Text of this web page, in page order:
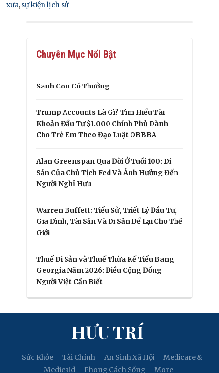
xưa, sự kiện lịch sử
Chuyên Mục Nổi Bật
Sanh Con Có Thưởng
Trump Accounts Là Gì? Tìm Hiểu Tài
Khoản Đầu Tư $1.000 Chính Phủ Dành
Cho Trẻ Em Theo Đạo Luật OBBBA
Alan Greenspan Qua Đời Ở Tuổi 100: Di
Sản Của Chủ Tịch Fed Và Ảnh Hưởng Đến
Người Nghỉ Hưu
Warren Buffett: Tiểu Sử, Triết Lý Đầu Tư,
Gia Đình, Tài Sản Và Di Sản Để Lại Cho Thế
Giới
Thuế Di Sản và Thuế Thừa Kế Tiểu Bang
Georgia Năm 2026: Điều Cộng Đồng
Người Việt Cần Biết
HƯU TRÍ
Sức Khỏe Tài Chính An Sinh Xã Hội
Medicare &
Medicaid
Phong Cách Sống More